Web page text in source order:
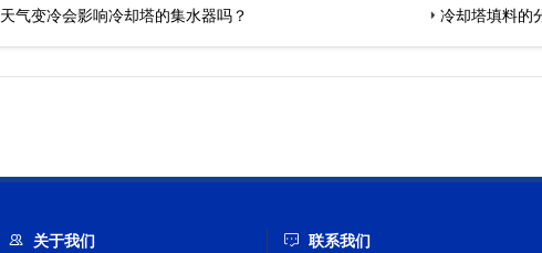
天气变冷会影响冷却塔的集水器吗？
冷却塔填料的
关于我们 联系我们